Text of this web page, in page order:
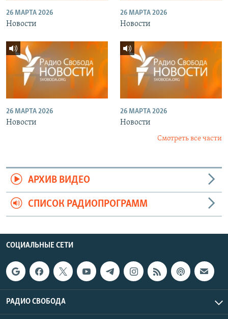
26 МАРТА 2026
Новости
26 МАРТА 2026
Новости
26 МАРТА 2026
Новости
26 МАРТА 2026
Новости
Смотреть все части
АРХИВ ВИДЕО
СПИСОК РАДИОПРОГРАММ
СОЦИАЛЬНЫЕ СЕТИ
РАДИО СВОБОДА